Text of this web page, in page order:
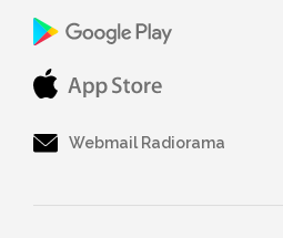
Webmail Radiorama